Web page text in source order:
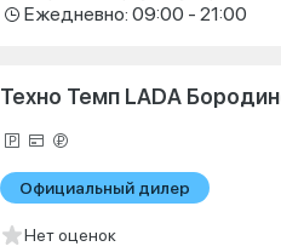
Ежедневно: 09:00 - 21:00
Техно Темп LADA
Официальный дилер
Нет оценок